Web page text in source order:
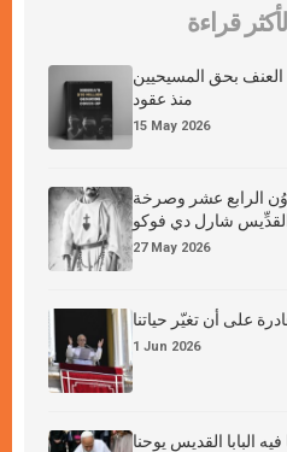
قراءة
العنف بحق المسيحيين
منذ عقود
15 May 2026
لاوُن الرابع عشر وصرخة
شارل دي فوكو
27 May 2026
على أن تغيّر حياتنا
1 Jun 2026
البابا القديس يوحنا